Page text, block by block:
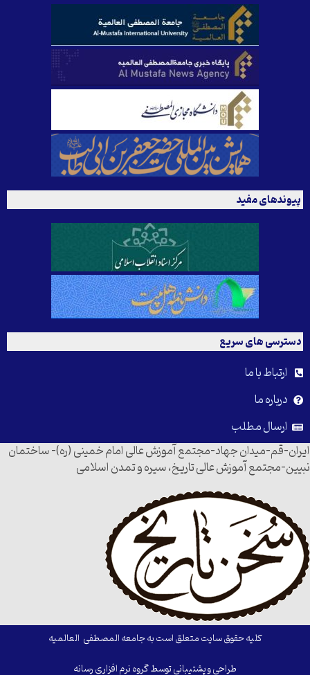
پیوندهای مفید
دسترسی های سریع
ارتباط با ما
درباره ما
ارسال مطلب
ایران-قم-میدان جهاد-مجتمع آموزش عالی امام خمینی (ره)- ساختمان
نبیین-مجتمع آموزش عالی تاریخ، سیره و تمدن اسلامی
کلیه حقوق سایت متعلق است به جامعه المصطفی العالمیه
طراحی و پشتیبانی توسط گروه نرم افزاری رسانه